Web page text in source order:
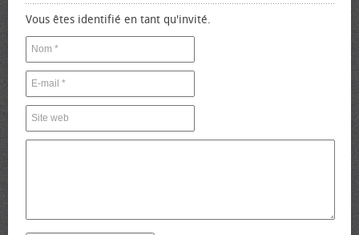
Vous êtes identifié en tant qu'invité.